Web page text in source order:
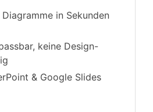
in Sekunden
keine Design-
& Google Slides